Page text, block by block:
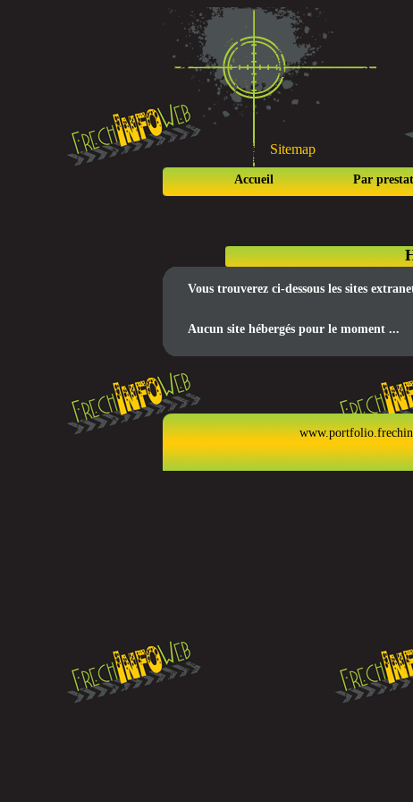
Sitemap
Accueil Par
Vous trouverez ci-dessous les sites
Aucun site hébergés pour le moment ...